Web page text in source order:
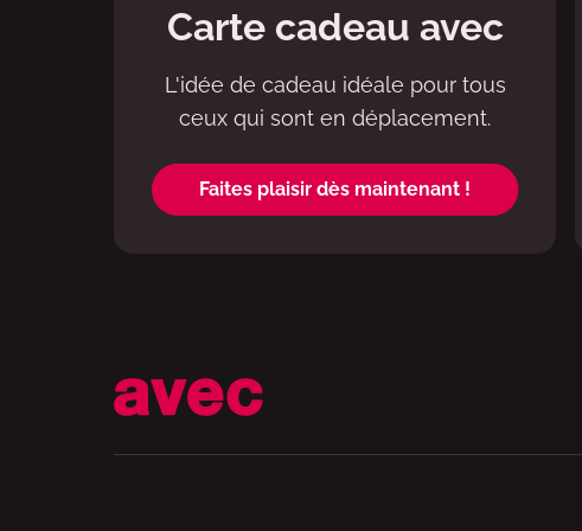
Carte cadeau avec
L'idée de cadeau idéale pour tous
ceux qui sont en déplacement.
Faites plaisir dès maintenant !